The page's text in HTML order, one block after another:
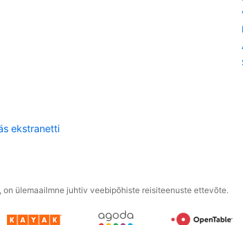
ekstranetti
ülemaailmne juhtiv veebipõhiste reisiteenuste ettevõte.